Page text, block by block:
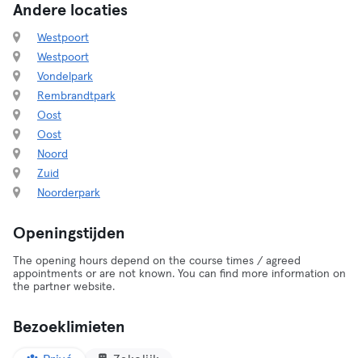
Andere locaties
Westpoort
Westpoort
Vondelpark
Rembrandtpark
Oost
Oost
Noord
Zuid
Noorderpark
Openingstijden
The opening hours depend on the course times / agreed
appointments or are not known. You can find more information on
the partner website.
Bezoeklimieten